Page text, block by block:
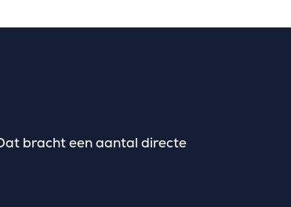
bracht een aantal directe